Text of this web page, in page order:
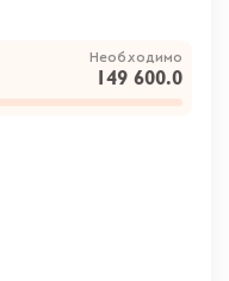
Необходимо
149 600.0